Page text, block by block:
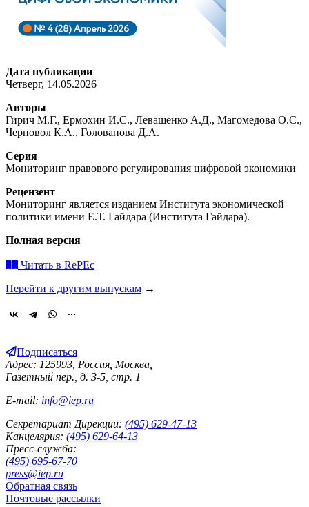
Дата публикации
Четверг, 14.05.2026
Авторы
Гирич М.Г., Ермохин И.С., Левашенко А.Д., Магомедова О.С.,
Черновол К.А., Голованова Д.А.
Серия
Мониторинг правового регулирования цифровой экономики
Рецензент
Мониторинг является изданием Института экономической
политики имени Е.Т. Гайдара (Института Гайдара).
Полная версия
Читать в RePEc
Перейти к другим выпускам →
Подписаться
Адрес: 125993, Россия, Москва,
Газетный пер., д. 3-5, стр. 1
E-mail: info@iep.ru
Секретариат Дирекции: (495) 629-47-13
Канцелярия: (495) 629-64-13
Пресс-служба:
(495) 695-67-70
press@iep.ru
Обратная связь
Почтовые рассылки